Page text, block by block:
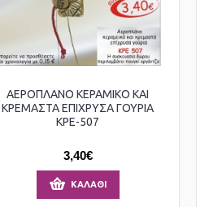
ΑΕΡΟΠΛΑΝΟ ΚΕΡΑΜΙΚΟ ΚΑΙ
ΚΡΕΜΑΣΤΑ ΕΠΙΧΡΥΣΑ ΓΟΥΡΙΑ
ΚΡΕ-507
3,40€
ΚΑΛΆΘΙ